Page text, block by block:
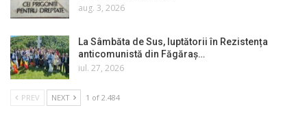
aug. 3, 2026
La Sâmbăta de Sus, luptătorii în Rezistența
anticomunistă din Făgăraș…
iul. 27, 2026
PREV NEXT 1 of 2.484